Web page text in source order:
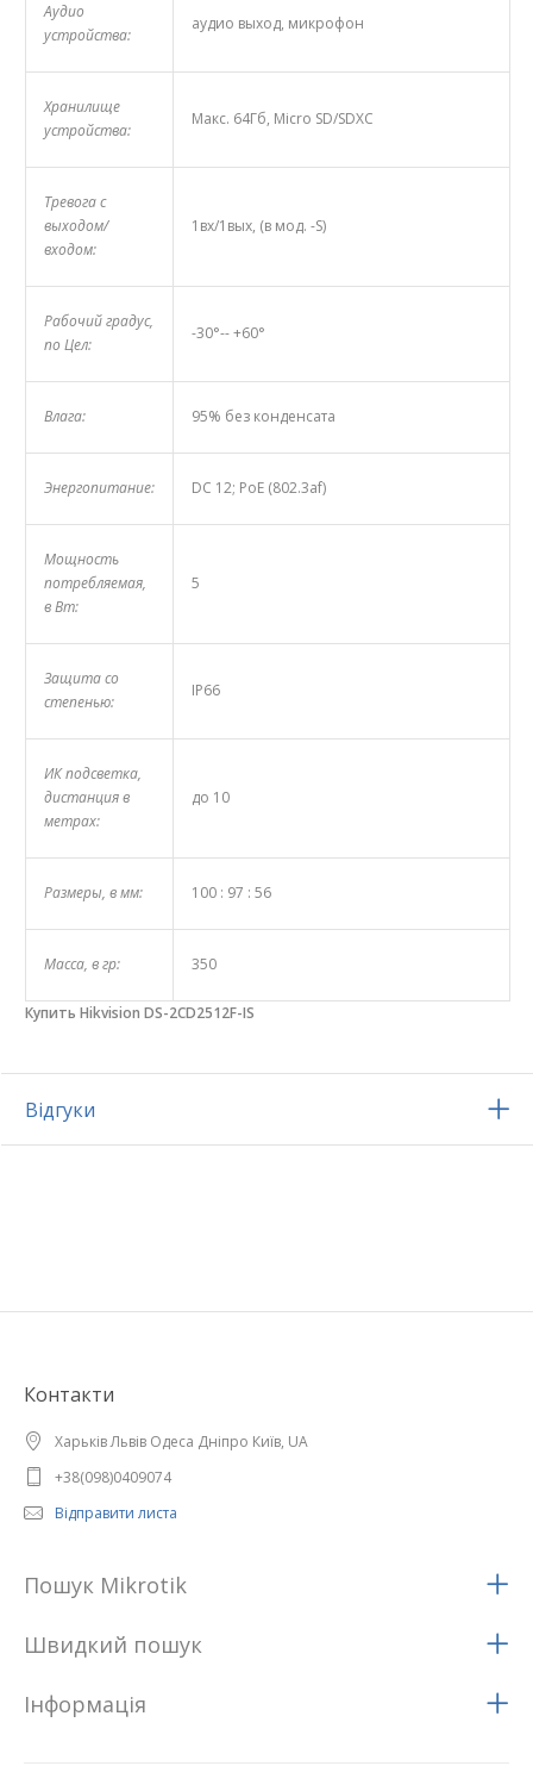
Аудио
устройства:
аудио выход, микрофон
Хранилище
устройства:
Макс. 64Гб, Micro SD/SDXC
Тревога с
выходом/
входом:
1вх/1вых, (в мод. -S)
Рабочий градус,
по Цел:
-30°-- +60°
Влага: 95% без конденсата
Энергопитание: DC 12; PoE (802.3af)
Мощность
потребляемая,
в Вт:
5
Защита со
степенью:
IP66
ИК подсветка,
дистанция в
метрах:
до 10
Размеры, в мм: 100 : 97 : 56
Масса, в гр: 350
Купить Hikvision DS-2CD2512F-IS
Відгуки
Контакти
Харьків Львів Одеса Дніпро Київ, UA
+38(098)0409074
Відправити листа
Пошук Mikrotik
Швидкий пошук
Iнформацiя